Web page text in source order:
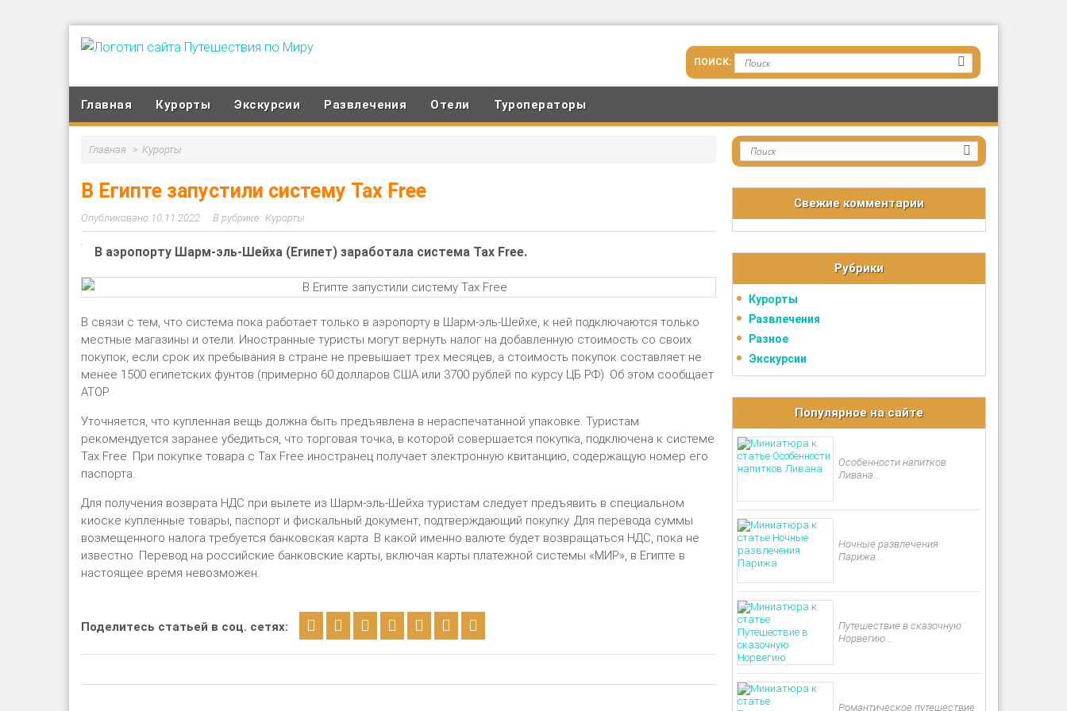
Главная Курорты Экскурсии Развлечения Отели Туроператоры
Главная Курорты
В Египте запустили систему Tax Free
10.11.2022 Курорты
В аэропорту Шарм-эль-Шейха (Египет) заработала система Tax Free.
В связи с тем, что система пока работает только в аэропорту в Шарм-эль-Шейхе, к ней подключаются только
местные магазины и отели. Иностранные туристы могут вернуть налог на добавленную стоимость со своих
покупок, если срок их пребывания в стране не превышает трех месяцев, а стоимость покупок составляет не
менее 1500 египетских фунтов (примерно 60 долларов США или 3700 рублей по курсу ЦБ РФ). Об этом сообщает
АТОР.
Уточняется, что купленная вещь должна быть предъявлена в нераспечатанной упаковке. Туристам
рекомендуется заранее убедиться, что торговая точка, в которой совершается покупка, подключена к системе
Tax Free. При покупке товара с Tax Free иностранец получает электронную квитанцию, содержащую номер его
паспорта.
Для получения возврата НДС при вылете из Шарм-эль-Шейха туристам следует предъявить в специальном
киоске купленные товары, паспорт и фискальный документ, подтверждающий покупку. Для перевода суммы
возмещенного налога требуется банковская карта. В какой именно валюте будет возвращаться НДС, пока не
известно. Перевод на российские банковские карты, включая карты платежной системы «МИР», в Египте в
настоящее время невозможен.
Поделитесь статьей в соц. сетях:
Свежие комментарии
Рубрики
Курорты
Развлечения
Разное
Экскурсии
Популярное на сайте
Особенности напитков
Ливана...
Ночные развлечения
Парижа...
Путешествие в сказочную
Норвегию...
Романтическое путешествие